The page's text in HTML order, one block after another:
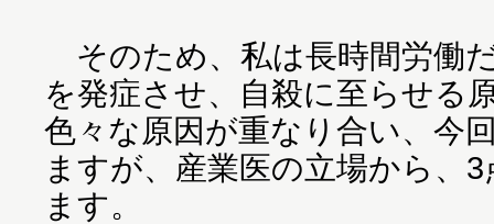
そのため、私は長時間労働
を発症させ、自殺に至らせる
色々な原因が重なり合い、今
ますが、産業医の立場から、
ます。